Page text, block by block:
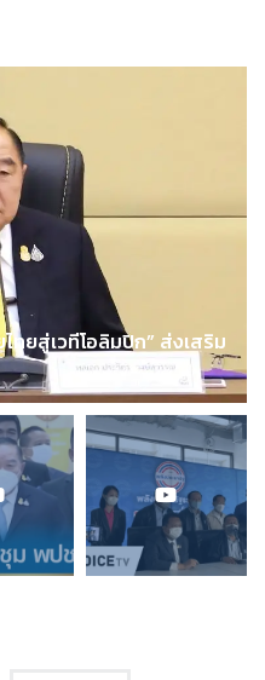
ยสู่เวทีโอลิมปิก” ส่งเสริม